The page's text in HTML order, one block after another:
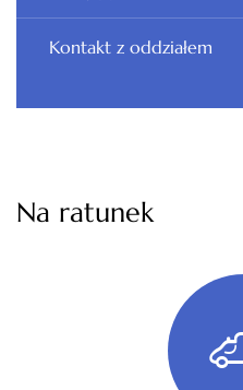
Kontakt z oddziałem
Na ratunek